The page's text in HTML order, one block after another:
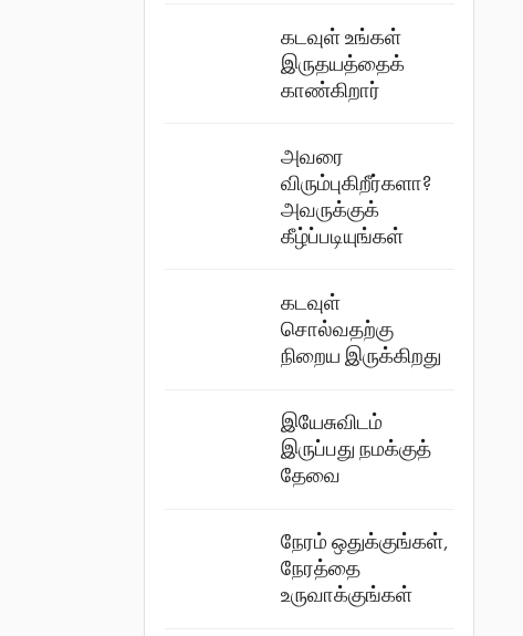
கடவுள் உங்கள்
இருதயத்தைக்
காண்கிறார்
அவரை
விரும்புகிறீர்களா?
அவருக்குக்
கீழ்ப்படியுங்கள்
கடவுள்
சொல்வதற்கு
நிறைய இருக்கிறது
இயேசுவிடம்
இருப்பது நமக்குத்
தேவை
நேரம் ஒதுக்குங்கள்,
நேரத்தை
உருவாக்குங்கள்